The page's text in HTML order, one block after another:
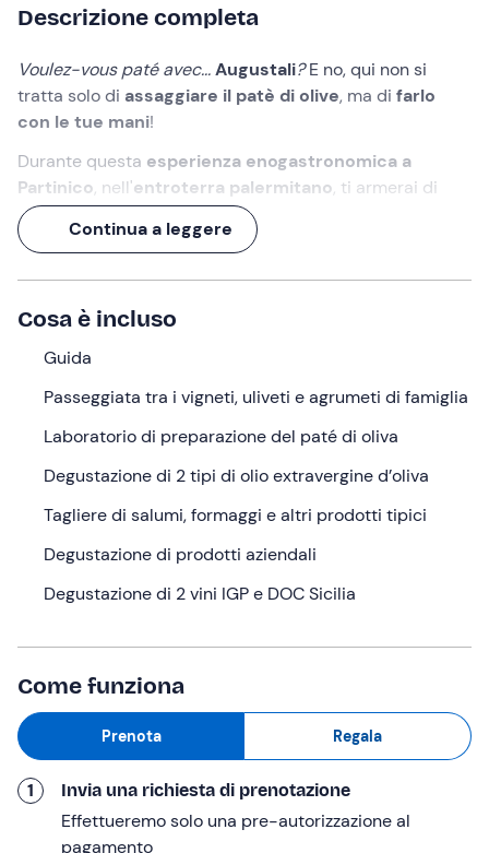
Descrizione completa
Voulez-vous paté avec...Augustali?E no, qui non si
tratta solo di assaggiare il patè di olive, ma di farlo
con le tue mani!
Durante questa esperienza enogastronomica a
Partinico, nell'entroterra palermitano, ti armerai di
mortaio e pestello e proverai a fare il tipico paté
siciliano.
La ricompensa? Un'incredibiledegustazione di patè
(ovviamente!),olio extra vergine di oliva
frantoio e di altrespecialità tipiche del territorio
salumi, formaggi, vino, miele e confetture extra.
Cosa faremo
L'appuntamento è10 minuti prima dell'orario indicato
presso l'
azienda agricola Augustali , situata aPartinico
All'arrivo, verremo accolti dalla
ci accompagnerà
tra ivigneti,uliveti eagrumetidell'azienda agricola
mentre ci racconterà le sue radici, la storia della famiglia
e le caratteristiche di questo territorio.
Dopodiché, ci sposteremo all'interno dell'azienda o, a
seconda della stagione, sotto un porticato per il
laboratorio di preparazione del patè di olive
prodotto tipico della zona, che non mancheremo di
assaggiare.
A seguire, ci verrà offerta unadegustazione di 2
tipologie di olio extra vergine di olivaprodotto dal
frantoio, accompagnato da un
Continua a leggere
Cosa è incluso
Guida
Passeggiata tra i vigneti, uliveti e agrumeti di famiglia
Laboratorio di preparazione del paté di oliva
Degustazione di 2 tipi di olio extravergine d’oliva
Tagliere di salumi, formaggi e altri prodotti tipici
Degustazione di prodotti aziendali
Degustazione di 2 vini IGP e DOC Sicilia
Come funziona
Prenota Regala
1 Invia una richiesta di prenotazione
Effettueremo solo una pre-autorizzazione al
pagamento